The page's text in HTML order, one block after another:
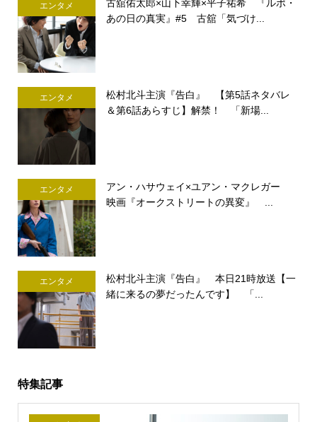
エンタメ
古舘佑太郎×山下幸輝×平子祐希 『ルポ・
あの日の真実』#5 古舘「気づけ...
エンタメ
松村北斗主演『告白』 【第5話ネタバレ
＆第6話あらすじ】解禁！ 「新場...
エンタメ
アン・ハサウェイ×ユアン・マクレガー
映画『オークストリートの異変』 ...
エンタメ
松村北斗主演『告白』 本日21時放送【一
緒に来るの夢だったんです】 「...
特集記事